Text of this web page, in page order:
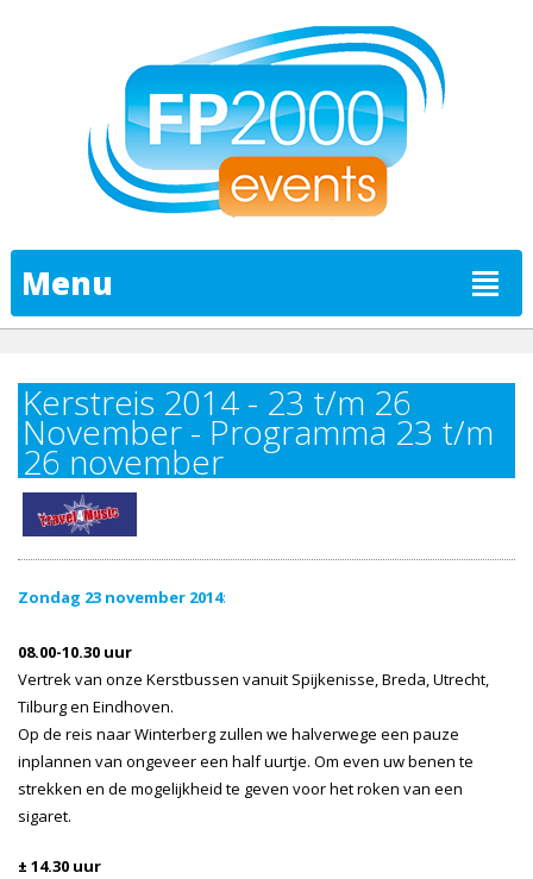
Menu
Kerstreis 2014 - 23 t/m 26
November - Programma 23 t/m
26 november
Zondag 23 november 2014:
08.00-10.30 uur
Vertrek van onze Kerstbussen vanuit Spijkenisse, Breda, Utrecht,
Tilburg en Eindhoven.
Op de reis naar Winterberg zullen we halverwege een pauze
inplannen van ongeveer een half uurtje. Om even uw benen te
strekken en de mogelijkheid te geven voor het roken van een
sigaret.
± 14.30 uur